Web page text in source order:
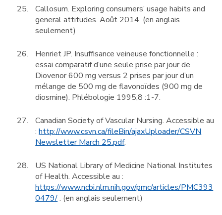
Callosum. Exploring consumers’ usage habits and
general attitudes. Août 2014. (en anglais
seulement)
Henriet JP. Insuffisance veineuse fonctionnelle :
essai comparatif d’une seule prise par jour de
Diovenor 600 mg versus 2 prises par jour d’un
mélange de 500 mg de flavonoïdes (900 mg de
diosmine). Phlébologie 1995;8 :1-7.
Canadian Society of Vascular Nursing. Accessible au
:http://www.csvn.ca/fileBin/ajaxUploader/CSVN
Newsletter March 25.pdf.
US National Library of Medicine National Institutes
of Health. Accessible au :
https://www.ncbi.nlm.nih.gov/pmc/articles/PMC393
0479/. (en anglais seulement)